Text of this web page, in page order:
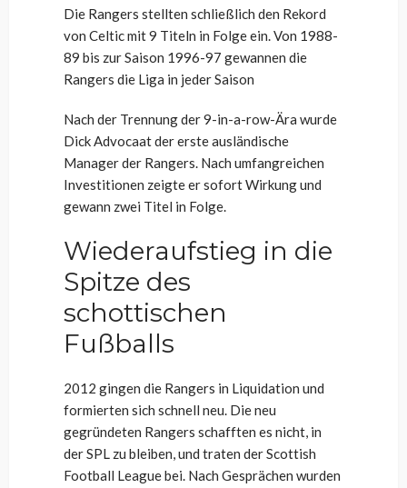
Die Rangers stellten schließlich den Rekord
von Celtic mit 9 Titeln in Folge ein. Von 1988-
89 bis zur Saison 1996-97 gewannen die
Rangers die Liga in jeder Saison
Nach der Trennung der 9-in-a-row-Ära wurde
Dick Advocaat der erste ausländische
Manager der Rangers. Nach umfangreichen
Investitionen zeigte er sofort Wirkung und
gewann zwei Titel in Folge.
Wiederaufstieg in die
Spitze des
schottischen
Fußballs
2012 gingen die Rangers in Liquidation und
formierten sich schnell neu. Die neu
gegründeten Rangers schafften es nicht, in
der SPL zu bleiben, und traten der Scottish
Football League bei. Nach Gesprächen wurden